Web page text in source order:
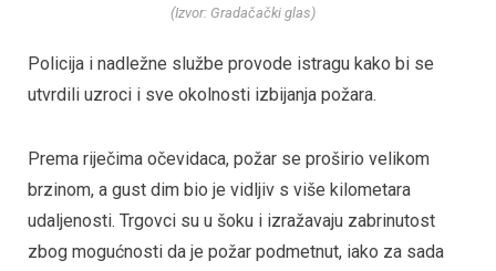
(Izvor: Gradačački glas)
Policija i nadležne službe provode istragu kako bi se
utvrdili uzroci i sve okolnosti izbijanja požara.
Prema riječima očevidaca, požar se proširio velikom
brzinom, a gust dim bio je vidljiv s više kilometara
udaljenosti. Trgovci su u šoku i izražavaju zabrinutost
zbog mogućnosti da je požar podmetnut, iako za sada